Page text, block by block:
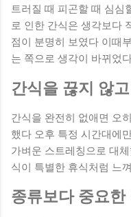
트러질 때 피곤할 때 심심
로 인한 간식은 생각보다
점이 분명히 보였다 이때
는 쪽으로 생각이 바뀌었
간식을 끊지 않
간식을 완전히 없애면 오
했다 오후 특정 시간대에
가벼운 스트레칭으로 대
식이 특별한 휴식처럼 느
종류보다 중요한